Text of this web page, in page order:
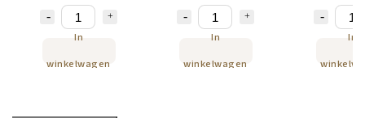
In
winkelwagen
In
winkelwagen
In